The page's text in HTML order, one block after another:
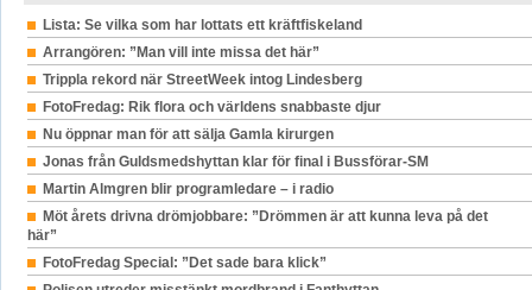
Lista: Se vilka som har lottats ett kräftfiskeland
Arrangören: ”Man vill inte missa det här”
Trippla rekord när StreetWeek intog Lindesberg
FotoFredag: Rik flora och världens snabbaste djur
Nu öppnar man för att sälja Gamla kirurgen
Jonas från Guldsmedshyttan klar för final i Bussförar-SM
Martin Almgren blir programledare – i radio
Möt årets drivna drömjobbare: ”Drömmen är att kunna leva på det
här”
FotoFredag Special: ”Det sade bara klick”